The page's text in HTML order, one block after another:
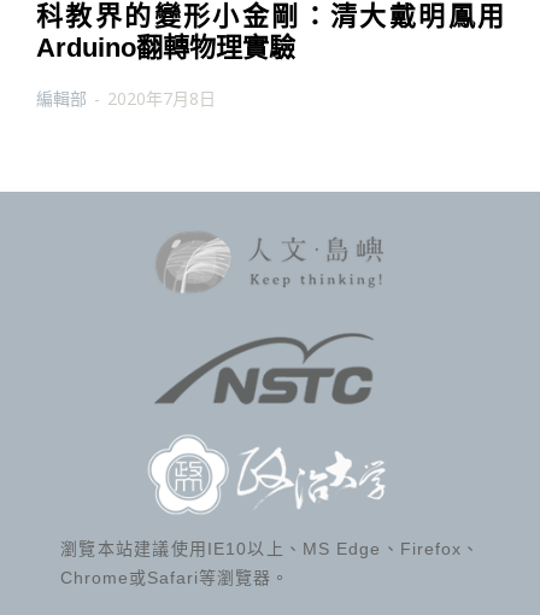
科教界的變形小金剛：清大戴明鳳用
Arduino翻轉物理實驗
編輯部 - 2020年7月8日
瀏覽本站建議使用IE10以上、MS Edge、Firefox、
Chrome或Safari等瀏覽器。